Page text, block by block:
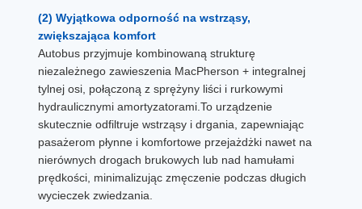
(2) Wyjątkowa odporność na wstrząsy,
zwiększająca komfort
Autobus przyjmuje kombinowaną strukturę
niezależnego zawieszenia MacPherson + integralnej
tylnej osi, połączoną z sprężyny liści i rurkowymi
hydraulicznymi amortyzatorami.To urządzenie
skutecznie odfiltruje wstrząsy i drgania, zapewniając
pasażerom płynne i komfortowe przejażdżki nawet na
nierównych drogach brukowych lub nad hamułami
prędkości, minimalizując zmęczenie podczas długich
wycieczek zwiedzania.